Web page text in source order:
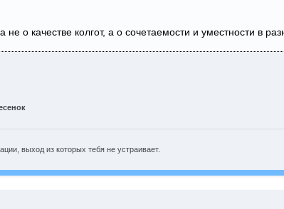
о качестве колгот, а о сочетаемости и уместности в
выход из которых тебя не устраивает.